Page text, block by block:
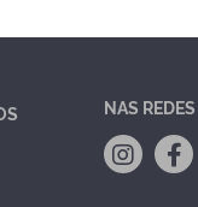
NAS REDES